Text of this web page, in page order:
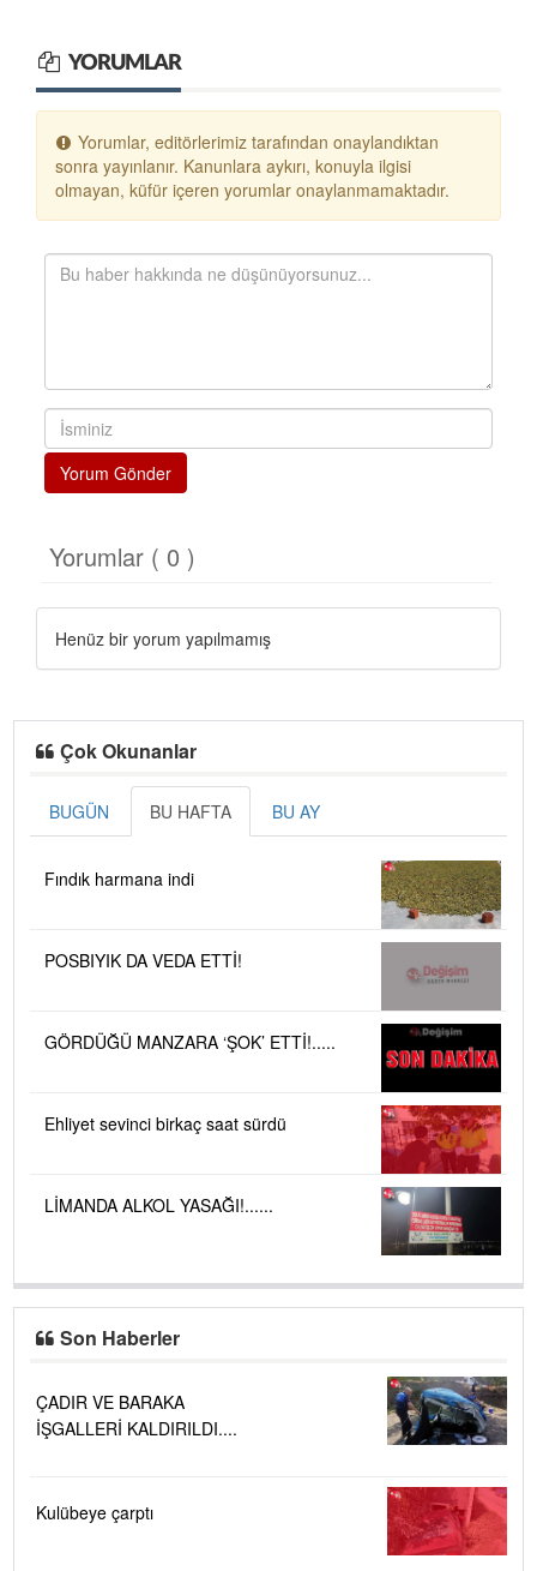
YORUMLAR
Yorumlar, editörlerimiz tarafından onaylandıktan
sonra yayınlanır. Kanunlara aykırı, konuyla ilgisi
olmayan, küfür içeren yorumlar onaylanmamaktadır.
Yorum Gönder
Yorumlar ( 0 )
Henüz bir yorum yapılmamış
Çok Okunanlar
BUGÜN BU HAFTA BU AY
Fındık harmana indi
POSBIYIK DA VEDA ETTİ!
GÖRDÜĞÜ MANZARA ‘ŞOK’ ETTİ!.....
Ehliyet sevinci birkaç saat sürdü
LİMANDA ALKOL YASAĞI!......
Son Haberler
ÇADIR VE BARAKA
İŞGALLERİ KALDIRILDI....
Kulübeye çarptı